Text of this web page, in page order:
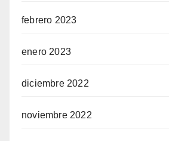
febrero 2023
enero 2023
diciembre 2022
noviembre 2022